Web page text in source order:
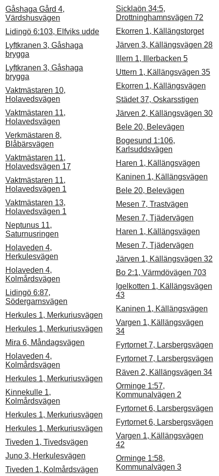
Gåshaga Gård 4,
Värdshusvägen
Lidingö 6:103, Elfviks udde
Lyftkranen 3, Gåshaga
brygga
Lyftkranen 3, Gåshaga
brygga
Vaktmästaren 10,
Holavedsvägen
Vaktmästaren 11,
Holavedsvägen
Verkmästaren 8,
Blåbärsvägen
Vaktmästaren 11,
Holavedsvägen 17
Vaktmästaren 11,
Holavedsvägen 1
Vaktmästaren 13,
Holavedsvägen 1
Neptunus 11,
Saturnusringen
Holaveden 4,
Herkulesvägen
Holaveden 4,
Kolmårdsvägen
Lidingö 6:87,
Södergarnsvägen
Herkules 1, Merkuriusvägen
Herkules 1, Merkuriusvägen
Mira 6, Måndagsvägen
Holaveden 4,
Kolmårdsvägen
Herkules 1, Merkuriusvägen
Kinnekulle 1,
Kolmårdsvägen
Herkules 1, Merkuriusvägen
Herkules 1, Merkuriusvägen
Tiveden 1, Tivedsvägen
Juno 3, Herkulesvägen
Tiveden 1, Kolmårdsvägen
Sicklaön 34:5,
Drottninghamnsvägen 72
Ekorren 1, Källängstorget
Järven 3, Källängsvägen 28
Illern 1, Illerbacken 5
Uttern 1, Källängsvägen 35
Ekorren 1, Källängsvägen
Städet 37, Oskarsstigen
Järven 2, Källängsvägen 30
Bele 20, Belevägen
Bogesund 1:106,
Karlsuddsvägen
Haren 1, Källängsvägen
Kaninen 1, Källängsvägen
Bele 20, Belevägen
Mesen 7, Trastvägen
Mesen 7, Tjädervägen
Haren 1, Källängsvägen
Mesen 7, Tjädervägen
Järven 1, Källängsvägen 32
Bo 2:1, Värmdövägen 703
Igelkotten 1, Källängsvägen
43
Kaninen 1, Källängsvägen
Vargen 1, Källängsvägen
34
Fyrtornet 7, Larsbergsvägen
Fyrtornet 7, Larsbergsvägen
Räven 2, Källängsvägen 34
Orminge 1:57,
Kommunalvägen 2
Fyrtornet 6, Larsbergsvägen
Fyrtornet 6, Larsbergsvägen
Vargen 1, Källängsvägen
42
Orminge 1:58,
Kommunalvägen 3